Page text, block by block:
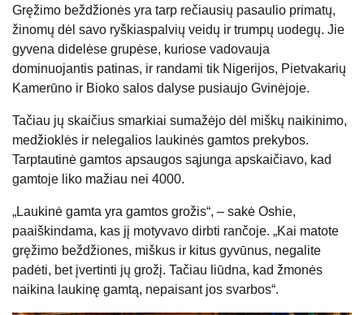
Gręžimo beždžionės yra tarp rečiausių pasaulio primatų,
žinomų dėl savo ryškiaspalvių veidų ir trumpų uodegų. Jie
gyvena didelėse grupėse, kuriose vadovauja
dominuojantis patinas, ir randami tik Nigerijos, Pietvakarių
Kamerūno ir Bioko salos dalyse pusiaujo Gvinėjoje.
Tačiau jų skaičius smarkiai sumažėjo dėl miškų naikinimo,
medžioklės ir nelegalios laukinės gamtos prekybos.
Tarptautinė gamtos apsaugos sąjunga apskaičiavo, kad
gamtoje liko mažiau nei 4000.
„Laukinė gamta yra gamtos grožis“, – sakė Oshie,
paaiškindama, kas jį motyvavo dirbti rančoje. „Kai matote
gręžimo beždžiones, miškus ir kitus gyvūnus, negalite
padėti, bet įvertinti jų grožį. Tačiau liūdna, kad žmonės
naikina laukinę gamtą, nepaisant jos svarbos“.